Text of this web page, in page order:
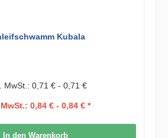
Kubala
MwSt.: 0,71 € - 0,71 €
0,84 € - 0,84 € *
In den Warenkorb